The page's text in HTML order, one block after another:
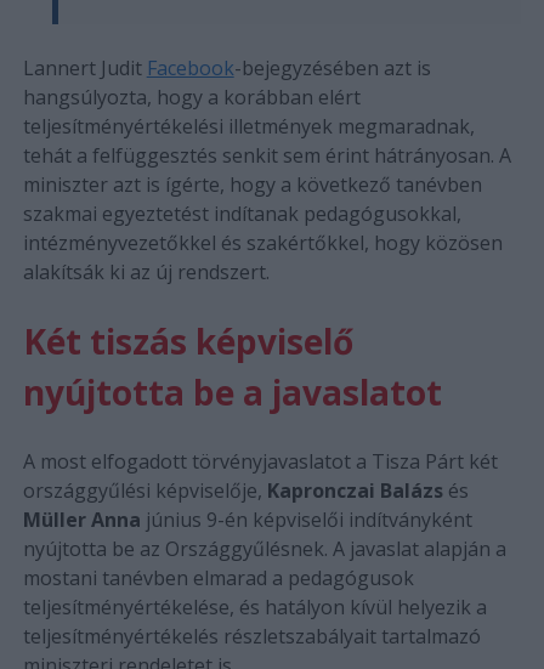
Lannert Judit Facebook-bejegyzésében azt is
hangsúlyozta, hogy a korábban elért
teljesítményértékelési illetmények megmaradnak,
tehát a felfüggesztés senkit sem érint hátrányosan. A
miniszter azt is ígérte, hogy a következő tanévben
szakmai egyeztetést indítanak pedagógusokkal,
intézményvezetőkkel és szakértőkkel, hogy közösen
alakítsák ki az új rendszert.
Két tiszás képviselő
nyújtotta be a javaslatot
A most elfogadott törvényjavaslatot a Tisza Párt két
országgyűlési képviselője, Kapronczai Balázsés
Müller Anna június 9-én képviselői indítványként
nyújtotta be az Országgyűlésnek. A javaslat alapján a
mostani tanévben elmarad a pedagógusok
teljesítményértékelése, és hatályon kívül helyezik a
teljesítményértékelés részletszabályait tartalmazó